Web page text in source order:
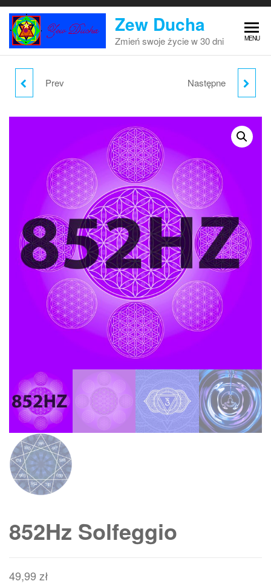
Przejdź
treści
Zew Ducha
Zmień swoje życie w 30 dni MENU
741HZ SOLFEGGIO
Prev 963HZ SOLFEGGIO
Następne
852Hz Solfeggio
49,99 zł